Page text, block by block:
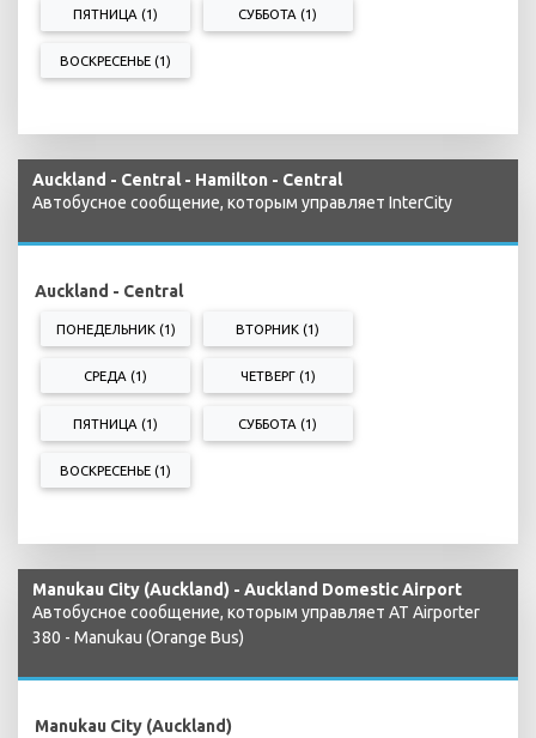
ПЯТНИЦА (1) СУББОТА (1)
ВОСКРЕСЕНЬЕ (1)
Auckland - Central - Hamilton - Central
Автобусное сообщение, которым управляет InterCity
Auckland - Central
ПОНЕДЕЛЬНИК (1) ВТОРНИК (1)
СРЕДА (1) ЧЕТВЕРГ (1)
ПЯТНИЦА (1) СУББОТА (1)
ВОСКРЕСЕНЬЕ (1)
Manukau City (Auckland) - Auckland Domestic Airport
Автобусное сообщение, которым управляет AT Airporter
380 - Manukau (Orange Bus)
Manukau City (Auckland)